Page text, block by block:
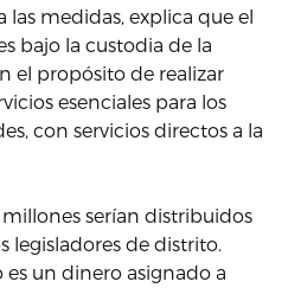
las medidas, explica que el
bajo la custodia de la
el propósito de realizar
esenciales para los
con servicios directos a la
serían distribuidos
legisladores de distrito.
un dinero asignado a